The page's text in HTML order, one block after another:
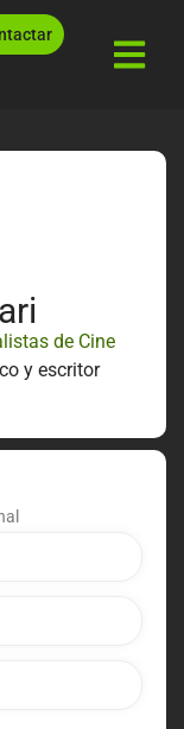
de Cine
y escritor